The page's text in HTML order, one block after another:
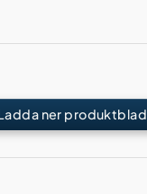
ner produktblad